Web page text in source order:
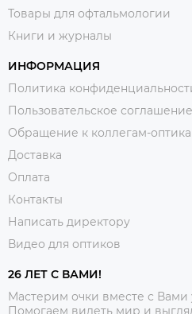
Товары для офтальмологии
Книги и журналы
ИНФОРМАЦИЯ
Политика
Пользовательское соглашение
Обращение к коллегам-
Доставка
Оплата
Контакты
Написать директору
Видео для оптиков
26 ЛЕТ С ВАМИ!
Мастерим очки вместе с Вами
Помогаем видеть мир и